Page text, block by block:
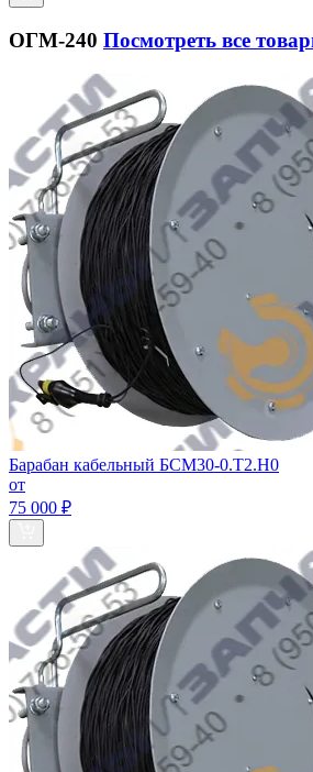
ОГМ-240 Посмотреть все
Барабан кабельный БСМ30-0.Т2.Н0
от
75 000 ₽